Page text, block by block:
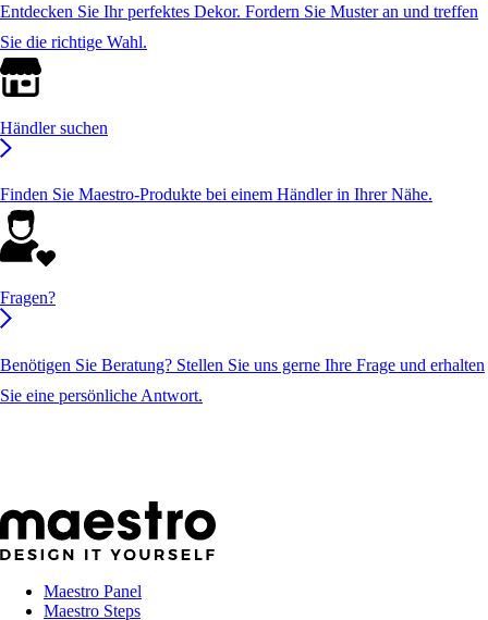
Entdecken Sie Ihr perfektes Dekor. Fordern Sie Muster an und treffen
Sie die richtige Wahl.
Händler suchen
Finden Sie Maestro-Produkte bei einem Händler in Ihrer Nähe.
Fragen?
Benötigen Sie Beratung? Stellen Sie uns gerne Ihre Frage und erhalten
Sie eine persönliche Antwort.
Maestro Panel
Maestro Steps